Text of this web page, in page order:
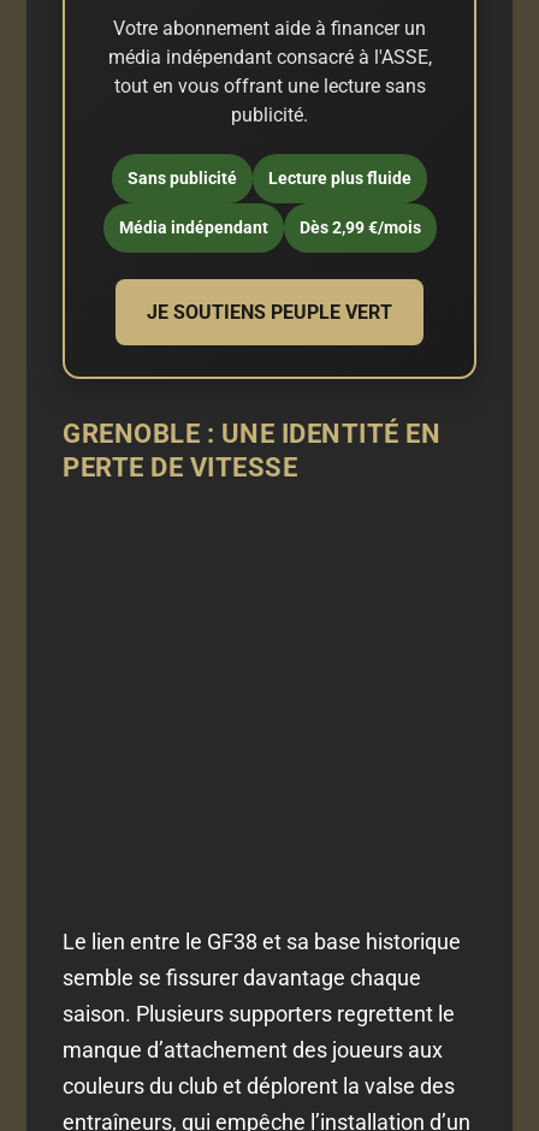
Votre abonnement aide à financer un
média indépendant consacré à l'ASSE,
tout en vous offrant une lecture sans
publicité.
Sans publicité Lecture plus fluide
Média indépendant Dès 2,99 €/mois
JE SOUTIENS PEUPLE VERT
GRENOBLE : UNE IDENTITÉ EN
PERTE DE VITESSE
Le lien entre le GF38 et sa base historique
semble se fissurer davantage chaque
saison. Plusieurs supporters regrettent le
manque d’attachement des joueurs aux
couleurs du club et déplorent la valse des
entraîneurs, qui empêche l’installation d’un